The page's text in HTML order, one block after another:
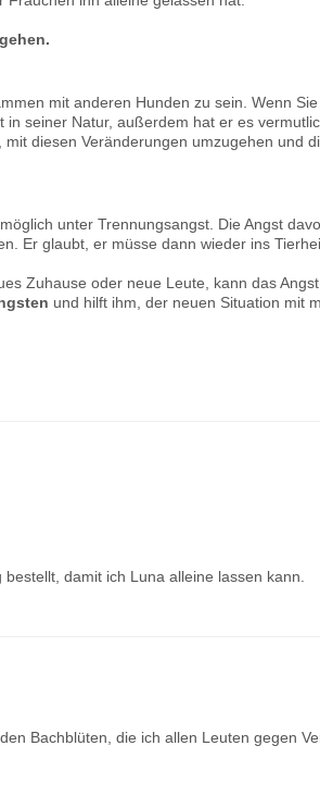
mit anderen Hunden zu sein. Wenn
in seiner Natur, außerdem hat er es
diesen Veränderungen umzugehen und
unter Trennungsangst. Die Angst
Er glaubt, er müsse dann wieder ins
Zuhause oder neue Leute, kann das
und hilft ihm, der neuen Situation mit
damit ich Luna alleine lassen kann.
Bachblüten, die ich allen Leuten gegen